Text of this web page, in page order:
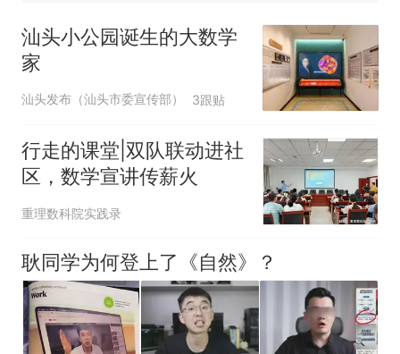
泰州父亲的手写家书遗失30
年，网友淘到后寄给女儿：花
鸟市场搬了，但爱还在
热 十多万人报名的考试，成绩
全部作废，公平么？
汕头小公园诞生的大数学
家
汕头发布（汕头市委宣传部） 3跟贴
行走的课堂|双队联动进社
区，数学宣讲传薪火
重理数科院实践录
耿同学为何登上了《自然》？